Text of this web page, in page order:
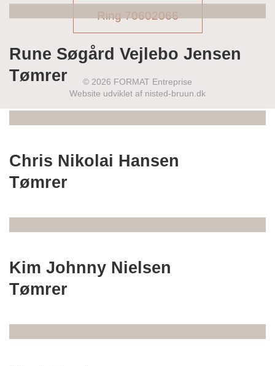
Rune Søgård Vejlebo Jensen
Tømrer
Chris Nikolai Hansen
Tømrer
Kim Johnny Nielsen
Tømrer
Ring 70602066
© 2026 FORMAT Entreprise
Website udviklet af nisted-bruun.dk